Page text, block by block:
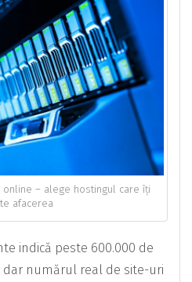
– alege hostingul care îți
afacerea
indică peste 600.000 de
dar numărul real de site-uri